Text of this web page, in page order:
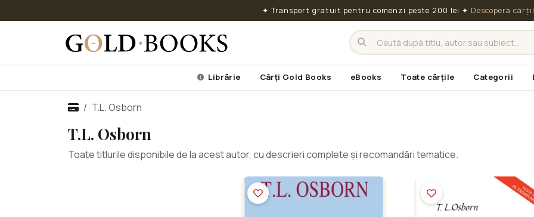
✦ Transport gratuit pentru comenzi peste 200 lei ✦ Descoperă
Librărie Cărți Gold Books eBooks Toate cărțile Categorii
T.L. Osborn
T.L. Osborn
Toate titlurile disponibile de la acest autor, cu descrieri complete și recomandări tematice.